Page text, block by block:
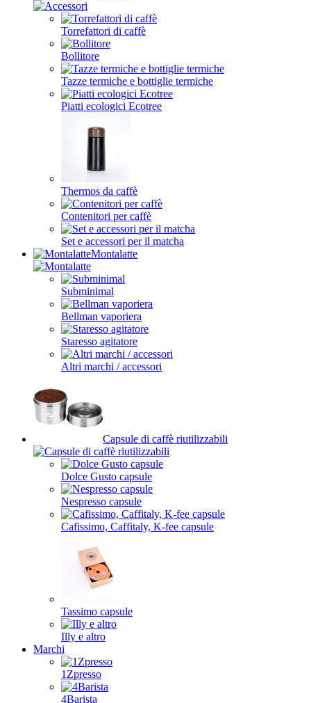
Torrefattori di caffè
Bollitore
Tazze termiche e bottiglie termiche
Piatti ecologici Ecotree
Thermos da caffè
Contenitori per caffè
Set e accessori per il matcha
Montalatte
Subminimal
Bellman vaporiera
Staresso agitatore
Altri marchi / accessori
Capsule di caffè riutilizzabili
Dolce Gusto capsule
Nespresso capsule
Cafissimo, Caffitaly, K-fee capsule
Tassimo capsule
Illy e altro
Marchi
1Zpresso
4Barista